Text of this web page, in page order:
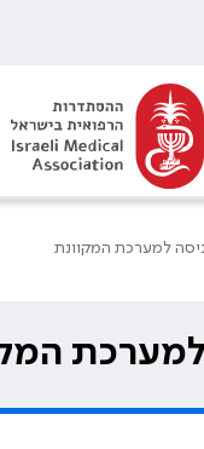
למערכת המקוונת